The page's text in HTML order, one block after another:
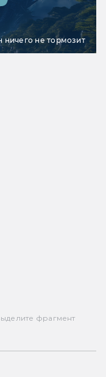
ничего не тормозит
фрагмент